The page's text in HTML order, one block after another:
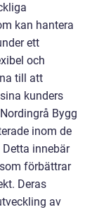
kan hantera
ett
och
till att
kunders
Bygg
inom de
innebär
förbättrar
Deras
av